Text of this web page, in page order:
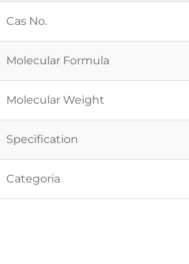
Cas No.
Molecular Formula
Molecular Weight
Specification
Categoria